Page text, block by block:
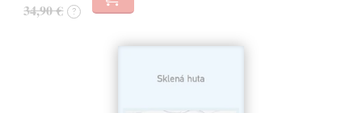
34,90 € ?